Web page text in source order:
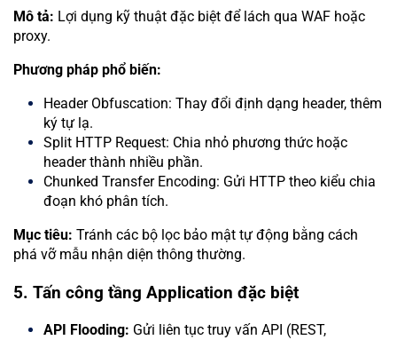
Mô tả: Lợi dụng kỹ thuật đặc biệt để lách qua WAF hoặc
proxy.
Phương pháp phổ biến:
Header Obfuscation: Thay đổi định dạng header, thêm
ký tự lạ.
Split HTTP Request: Chia nhỏ phương thức hoặc
header thành nhiều phần.
Chunked Transfer Encoding: Gửi HTTP theo kiểu chia
đoạn khó phân tích.
Mục tiêu: Tránh các bộ lọc bảo mật tự động bằng cách
phá vỡ mẫu nhận diện thông thường.
5. Tấn công tầng Application đặc biệt
API Flooding: Gửi liên tục truy vấn API (REST,